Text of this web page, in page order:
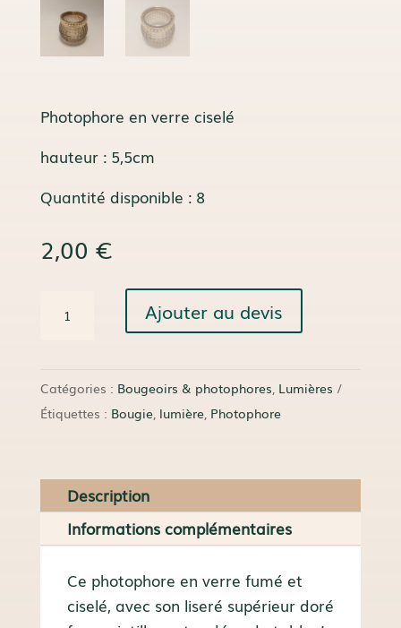
Photophore en verre ciselé
hauteur : 5,5cm
Quantité disponible : 8
2,00 €
Barnabé
Ajouter au devis
Catégories : Bougeoirs & photophores, Lumières
Étiquettes : Bougie, lumière, Photophore
Description
Informations complémentaires
Ce photophore en verre fumé et
ciselé, avec son liseré supérieur doré